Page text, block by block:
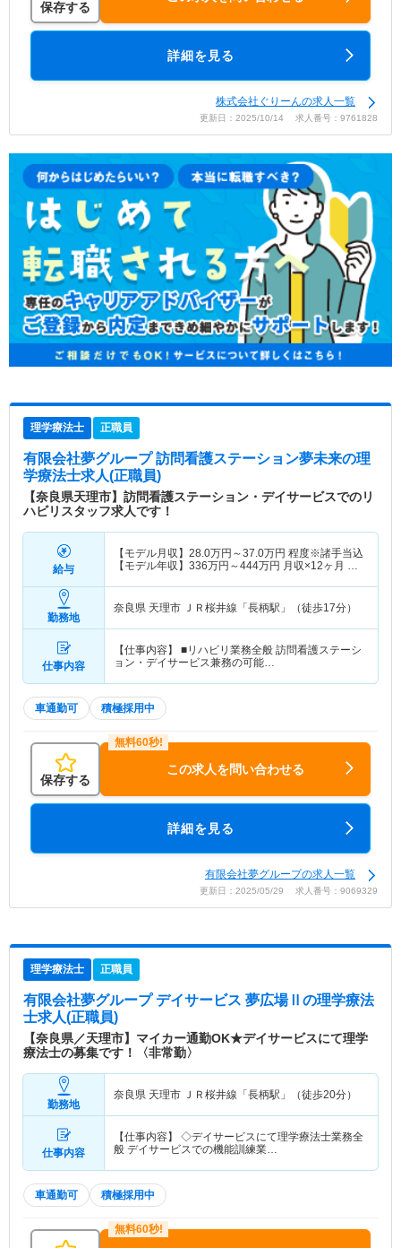
保存する
詳細を見る
株式会社ぐりーんの求人一覧
更新日：2025/10/14 求人番号：9761828
理学療法士 正職員
有限会社夢グループ 訪問看護ステーション夢未来の理
学療法士求人(正職員)
【奈良県天理市】訪問看護ステーション・デイサービスでのリ
ハビリスタッフ求人です！
給与
【モデル月収】 28.0万円～37.0万円 程度※諸手当込
【モデル年収】 336万円～444万円 月収×12ヶ月 賞
勤務地
奈良県 天理市 ＪＲ桜井線「長柄駅」（徒歩17分）
仕事内容
【仕事内容】 ■リハビリ業務全般 訪問看護ステーシ
ョン・デイサービス兼務の可能…
車通勤可 積極採用中
保存する
この求人を問い合わせる
詳細を見る
有限会社夢グループの求人一覧
更新日：2025/05/29 求人番号：9069329
理学療法士 正職員
有限会社夢グループ デイサービス 夢広場Ⅱ の理学療法
士求人(正職員)
【奈良県／天理市】マイカー通勤OK★デイサービスにて理学
療法士の募集です！〈非常勤〉
勤務地
奈良県 天理市 ＪＲ桜井線「長柄駅」（徒歩20分）
仕事内容
【仕事内容】 ◇デイサービスにて理学療法士業務全
般 デイサービスでの機能訓練業…
車通勤可 積極採用中